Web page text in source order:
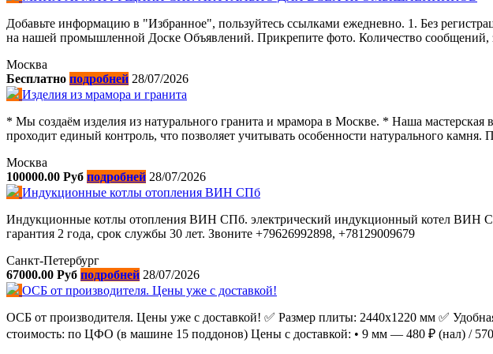
Добавьте информацию в "Избранное", пользуйтесь ссылками ежедневно. 1. Без
на нашей промышленной Доске Объявлений. Прикрепите фото. Количество сообщений,
Москва
Бесплатно подробней 28/07/2026
Изделия из мрамора и гранита
* Мы создаём изделия из натурального гранита и мрамора в Москве. * Наша
проходит единый контроль, что позволяет учитывать особенности натурального камня.
Москва
100000.00 Руб подробней 28/07/2026
Индукционные котлы отопления ВИН СПб
Индукционные котлы отопления ВИН СПб. электрический индукционный котел ВИН
гарантия 2 года, срок службы 30 лет. Звоните +79626992898, +78129009679
Санкт-Петербург
67000.00 Руб подробней 28/07/2026
ОСБ от производителя. Цены уже с доставкой!
ОСБ от производителя. Цены уже с доставкой! ✅ Размер плиты: 2440х1220 мм ✅
стоимость: по ЦФО (в машине 15 поддонов) Цены с доставкой: • 9 мм — 480 ₽ (нал) /